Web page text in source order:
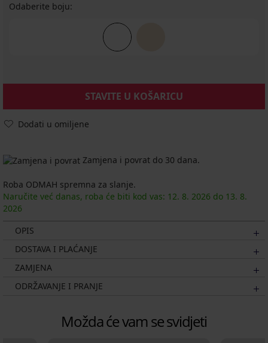
Odaberite boju:
STAVITE U KOŠARICU
Dodati u omiljene
Zamjena i povrat do 30 dana.
Roba ODMAH spremna za slanje.
Naručite već danas, roba će biti kod vas: 12. 8. 2026 do 13. 8.
2026
OPIS
DOSTAVA I PLAĆANJE
ZAMJENA
ODRŽAVANJE I PRANJE
Možda će vam se svidjeti